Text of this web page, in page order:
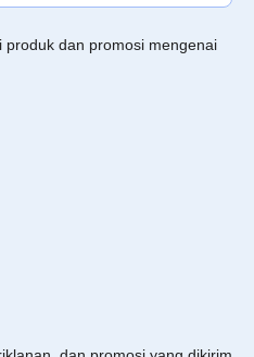
dan promosi mengenai